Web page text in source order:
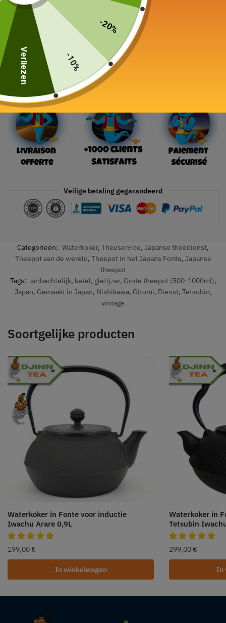
339,00
24 in voorraad
In winkelwagen
Veilige betaling gegarandeerd
Categorieën: Waterkoker, Theeservice, Japanse theedienst,
Theepot van de wereld, Theepot in het Japans Fonte, Japanse
theepot
Tags: ambachtelijk, ketel, gietijzer, Grote theepot (500-1000ml),
Japan, Gemaakt in Japan, Nishikawa, Oitomi, Dienst, Tetsubin,
vintage
Soortgelijke producten
Waterkoker in Fonte voor inductie
Iwachu Arare 0,9L
199,00 €
In winkelwagen
Waterkoker in
Tetsubin
299,00 €
In
-20%
-10%
Verliezen